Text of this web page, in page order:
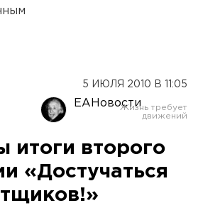
5 ИЮЛЯ 2010 В 11:05
ЕАНовости
итоги второго
«Достучаться